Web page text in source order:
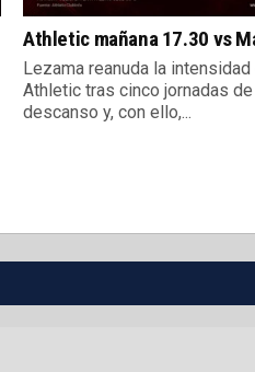
Athletic mañana 17.30 vs
Lezama reanuda la
Athletic tras cinco jornadas de
descanso y, con ello,...